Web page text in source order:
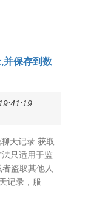
并保存到数
天记录 获取
只适用于监
盗取其他人
记录，服